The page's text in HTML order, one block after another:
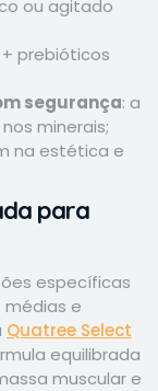
ou agitado
prebióticos
segurança: a
minerais;
na estética e
para
específicas
médias e
Quatree Select
equilibrada
muscular e